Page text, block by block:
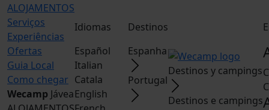
ALOJAMENTOS
Serviços
Experiências
Ofertas
Guia Local
Como chegar
Wecamp Jávea
Idiomas
Español
Italian
Catala
English
Destinos
Espanha
Portugal
Destinos y campings
Destinos e campings